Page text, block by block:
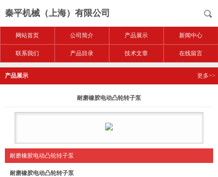
秦平机械（上海）有限公司
网站首页 公司简介 产品展示 新闻中心
联系我们 产品目录 技术文章 在线留言
产品展示 更多>>
耐磨橡胶电动凸轮转子泵
耐磨橡胶电动凸轮转子泵
耐磨橡胶电动凸轮转子泵